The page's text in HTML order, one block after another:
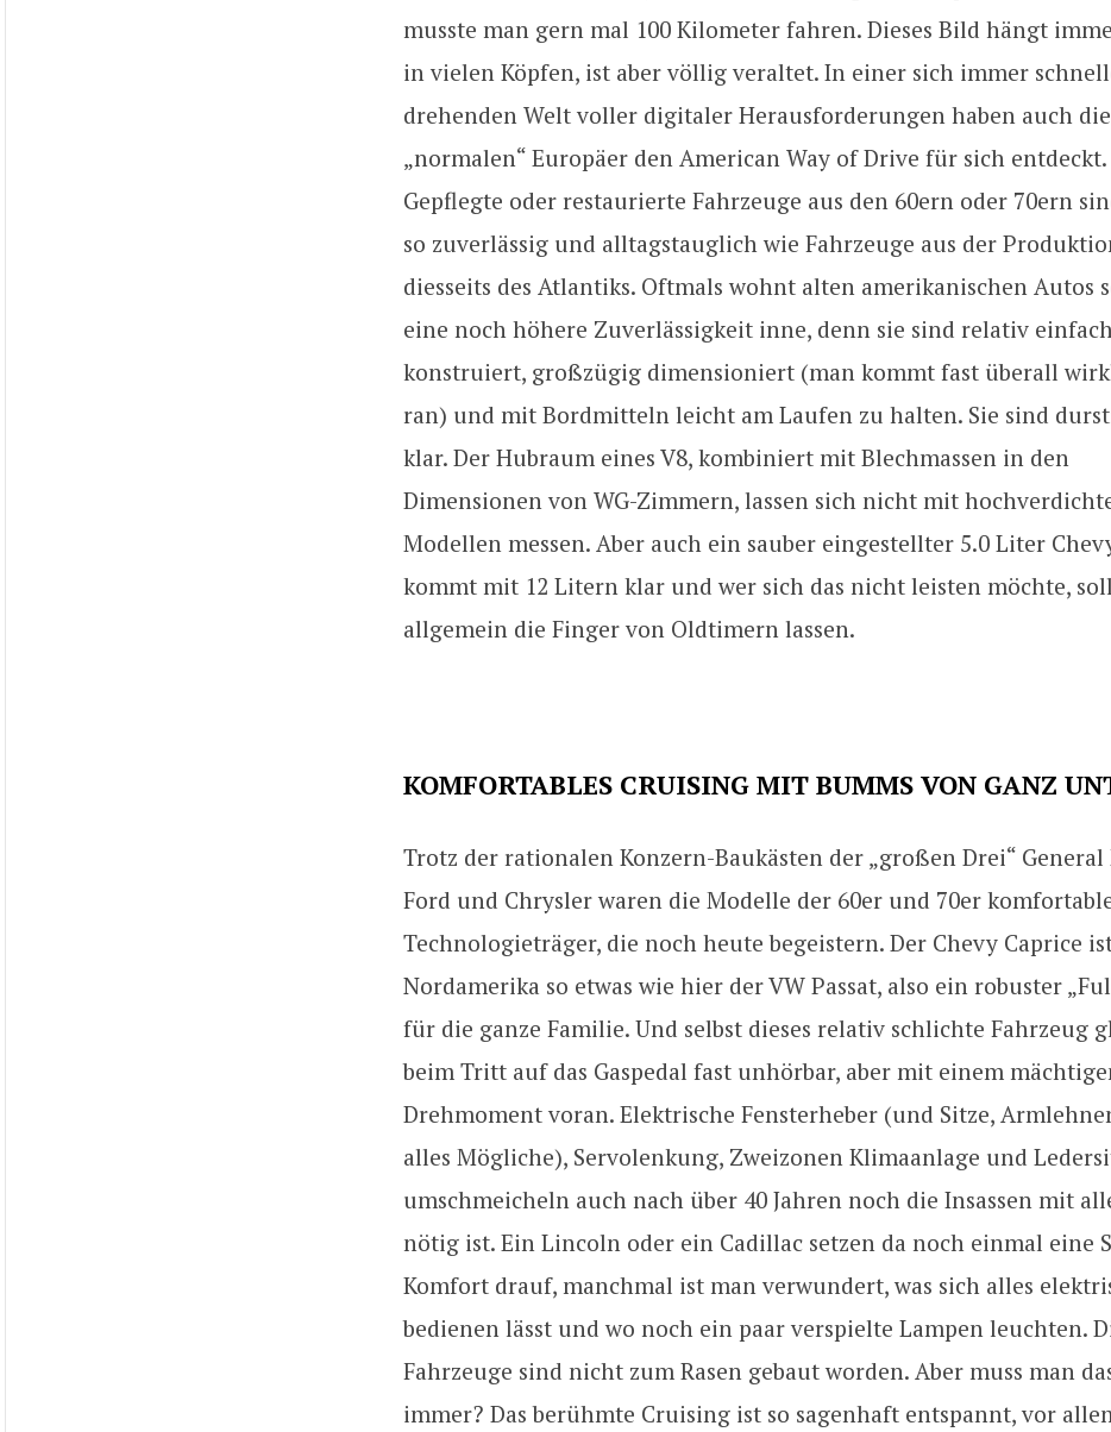
musste man gern mal 100 Kilometer fahren. Dieses Bild hängt
in vielen Köpfen, ist aber völlig veraltet. In einer sich immer
drehenden Welt voller digitaler Herausforderungen haben auch die
„normalen“ Europäer den American Way of Drive für sich entdeckt.
Gepflegte oder restaurierte Fahrzeuge aus den 60ern oder 70ern
so zuverlässig und alltagstauglich wie Fahrzeuge aus der
diesseits des Atlantiks. Oftmals wohnt alten amerikanischen Autos
eine noch höhere Zuverlässigkeit inne, denn sie sind relativ einfach
konstruiert, großzügig dimensioniert (man kommt fast überall
ran) und mit Bordmitteln leicht am Laufen zu halten. Sie sind
klar. Der Hubraum eines V8, kombiniert mit Blechmassen in den
Dimensionen von WG-Zimmern, lassen sich nicht mit
Modellen messen. Aber auch ein sauber eingestellter 5.0 Liter
kommt mit 12 Litern klar und wer sich das nicht leisten möchte,
allgemein die Finger von Oldtimern lassen.
KOMFORTABLES CRUISING MIT BUMMS VON GANZ
Trotz der rationalen Konzern-Baukästen der „großen Drei“ General
Ford und Chrysler waren die Modelle der 60er und 70er
Technologieträger, die noch heute begeistern. Der Chevy Caprice
Nordamerika so etwas wie hier der VW Passat, also ein robuster
für die ganze Familie. Und selbst dieses relativ schlichte Fahrzeug
beim Tritt auf das Gaspedal fast unhörbar, aber mit einem
Drehmoment voran. Elektrische Fensterheber (und Sitze,
alles Mögliche), Servolenkung, Zweizonen Klimaanlage und
umschmeicheln auch nach über 40 Jahren noch die Insassen mit
nötig ist. Ein Lincoln oder ein Cadillac setzen da noch einmal eine
Komfort drauf, manchmal ist man verwundert, was sich alles
bedienen lässt und wo noch ein paar verspielte Lampen leuchten.
Fahrzeuge sind nicht zum Rasen gebaut worden. Aber muss man
immer? Das berühmte Cruising ist so sagenhaft entspannt, vor